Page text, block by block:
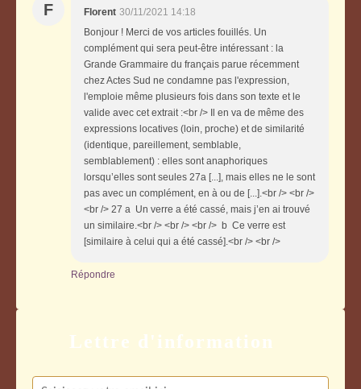
F Florent 30/11/2021 14:18
Bonjour ! Merci de vos articles fouillés. Un
complément qui sera peut-être intéressant : la
Grande Grammaire du français parue récemment
chez Actes Sud ne condamne pas l'expression,
l'emploie même plusieurs fois dans son texte et le
valide avec cet extrait :<br /> Il en va de même des
expressions locatives (loin, proche) et de similarité
(identique, pareillement, semblable,
semblablement) : elles sont anaphoriques
lorsqu’elles sont seules 27a [...], mais elles ne le sont
pas avec un complément, en à ou de [...].<br /> <br />
<br /> 27 a Un verre a été cassé, mais j’en ai trouvé
un similaire.<br /> <br /> <br /> b Ce verre est
[similaire à celui qui a été cassé].<br /> <br />
Répondre